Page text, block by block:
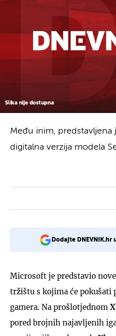
Slika nije dostupna
Među inim,
digitalna verzija modela
Dodajte
Microsoft je predstavio
tržištu s kojima će pokušati
gamera. Na prošlotjednom
pored brojnih najavljenih